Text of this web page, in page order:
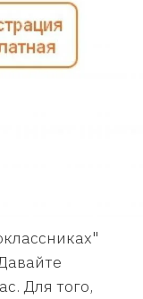
Для того,